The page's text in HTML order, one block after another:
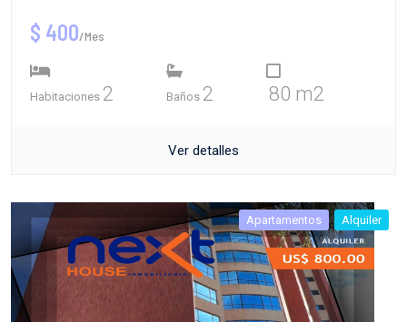
$ 400/Mes
Habitaciones 2 Baños 2 80 m2
Ver detalles
Apartamentos Alquiler